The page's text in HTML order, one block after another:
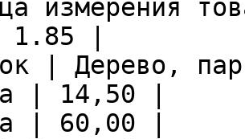
измерения
1.85 |
| Дерево,
| 14,50 |
| 60,00 |